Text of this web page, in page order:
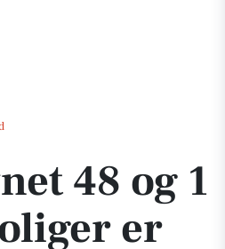
boliger er kommet til salg denne uge i
48 og 1
er